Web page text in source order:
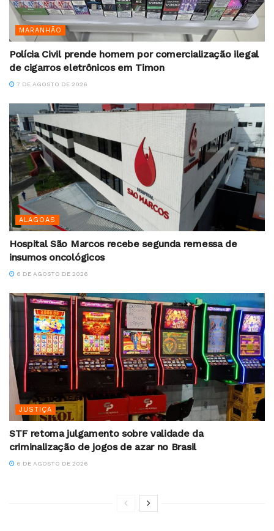
MARANHÃO
Polícia Civil prende homem por comercialização ilegal
de cigarros eletrônicos em Timon
7 DE AGOSTO DE 2026
ALAGOAS
Hospital São Marcos recebe segunda remessa de
insumos oncológicos
6 DE AGOSTO DE 2026
JUSTIÇA
STF retoma julgamento sobre validade da
criminalização de jogos de azar no Brasil
6 DE AGOSTO DE 2026